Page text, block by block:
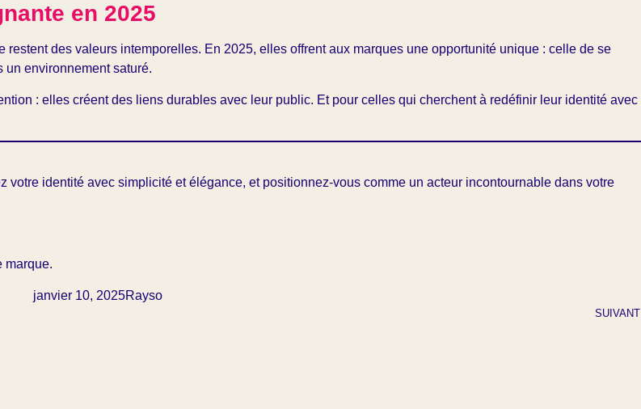
en 2025
des valeurs intemporelles. En 2025, elles offrent aux marques une opportunité unique : celle de se
un environnement saturé.
: elles créent des liens durables avec leur public. Et pour celles qui cherchent à redéfinir leur identité avec
identité avec simplicité et élégance, et positionnez-vous comme un acteur incontournable dans votre
marque.
janvier 10, 2025Rayso
SUIVANT